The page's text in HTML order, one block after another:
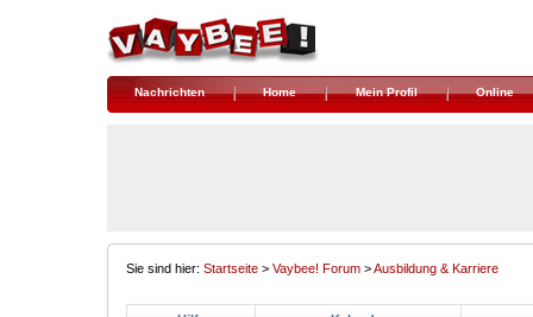
Nachrichten Home Mein Profil Online
Sie sind hier: Startseite > Vaybee! Forum >Ausbildung & Karriere